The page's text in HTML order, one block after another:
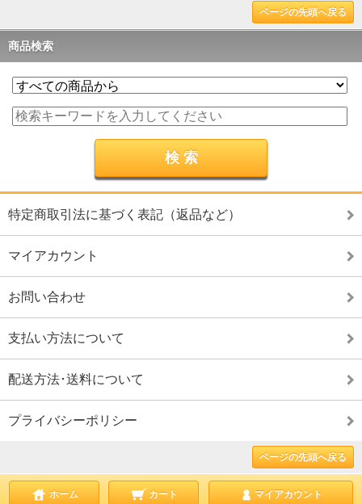
ページの先頭へ戻る
商品検索
特定商取引法に基づく表記（返品など）
マイアカウント
お問い合わせ
支払い方法について
配送方法･送料について
プライバシーポリシー
ページの先頭へ戻る
ホーム カート マイアカウント